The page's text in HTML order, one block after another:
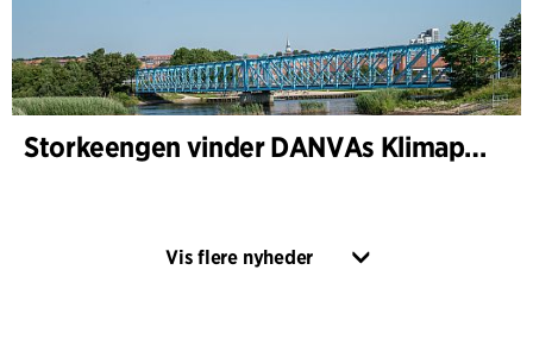
Storkeengen vinder DANVAs Klimapris 2025 – og bygger videre på tidligere arkitekturanerkendelse
Vis flere nyheder